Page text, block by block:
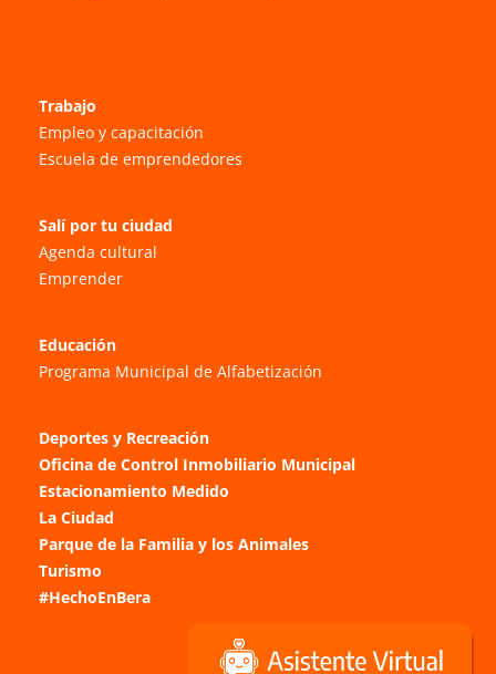
Trabajo
Empleo y capacitación
Escuela de emprendedores
Salí por tu ciudad
Agenda cultural
Emprender
Educación
Programa Municipal de Alfabetización
Deportes y Recreación
Oficina de Control Inmobiliario Municipal
Estacionamiento Medido
La Ciudad
Parque de la Familia y los Animales
Turismo
#HechoEnBera